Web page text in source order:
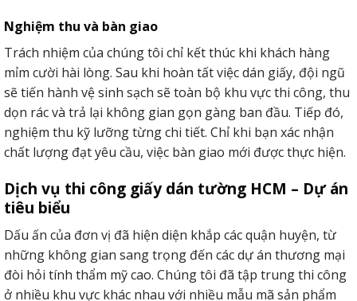
Nghiệm thu và bàn giao
Trách nhiệm của chúng tôi chỉ kết thúc khi khách hàng
mỉm cười hài lòng. Sau khi hoàn tất việc dán giấy, đội ngũ
sẽ tiến hành vệ sinh sạch sẽ toàn bộ khu vực thi công, thu
dọn rác và trả lại không gian gọn gàng ban đầu. Tiếp đó,
nghiệm thu kỹ lưỡng từng chi tiết. Chỉ khi bạn xác nhận
chất lượng đạt yêu cầu, việc bàn giao mới được thực hiện.
Dịch vụ thi công giấy dán tường HCM – Dự án
tiêu biểu
Dấu ấn của đơn vị đã hiện diện khắp các quận huyện, từ
những không gian sang trọng đến các dự án thương mại
đòi hỏi tính thẩm mỹ cao. Chúng tôi đã tập trung thi công
ở nhiều khu vực khác nhau với nhiều mẫu mã sản phẩm